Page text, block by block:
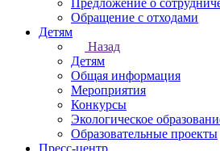
Предложение о
Обращение с отходами
Детям
Назад
Детям
Общая информация
Мероприятия
Конкурсы
Экологическое
Образовательные проекты
Пресс-центр